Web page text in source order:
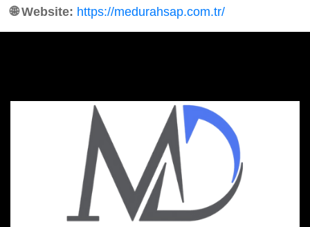
🌐 Website: https://medurahsap.com.tr/